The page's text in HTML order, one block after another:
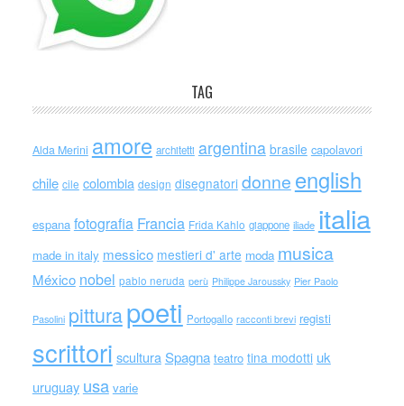
TAG
Alda Merini amore architetti argentina brasile capolavori
chile cile colombia design disegnatori donne english
espana fotografia Francia Frida Kahlo giappone iliade italia
made in italy messico mestieri d' arte moda musica
México nobel pablo neruda perù Philippe Jaroussky Pier Paolo
Pasolini pitturapoeti Portogallo racconti brevi registi
scrittori scultura Spagna teatro tina modotti uk
uruguay usa varie